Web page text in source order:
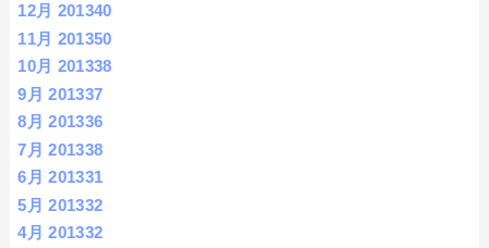
12月 201340
11月 201350
10月 201338
9月 201337
8月 201336
7月 201338
6月 201331
5月 201332
4月 201332